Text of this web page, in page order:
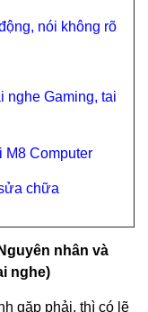
nói không rõ
nghe Gaming, tai
M8 Computer
chữa
nhân và
nghe)
gặp phải, thì có lẽ